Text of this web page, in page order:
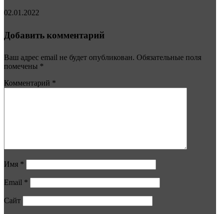
02.01.2022
Добавить комментарий
Ваш адрес email не будет опубликован. Обязательные поля
помечены *
Комментарий *
Имя *
Email *
Сайт